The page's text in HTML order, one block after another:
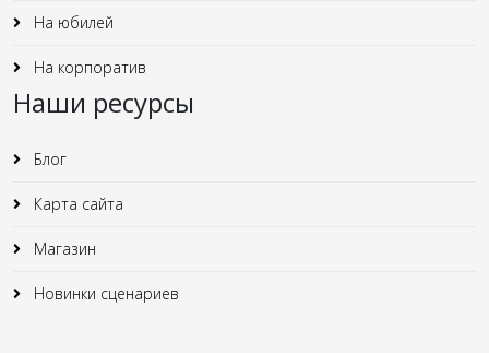
На юбилей
На корпоратив
Наши ресурсы
Блог
Карта сайта
Магазин
Новинки сценариев